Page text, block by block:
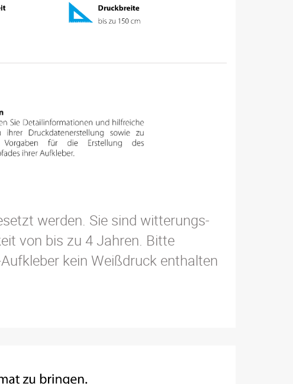
werden. Sie sind witterungs-
von bis zu 4 Jahren. Bitte
kein Weißdruck enthalten